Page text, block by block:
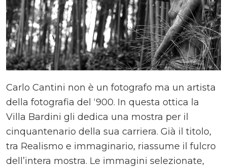
Carlo Cantini non è un fotografo ma un artista
della fotografia del ‘900. In questa ottica la
Villa Bardini gli dedica una mostra per il
cinquantenario della sua carriera. Già il titolo,
tra Realismo e immaginario, riassume il fulcro
dell’intera mostra. Le immagini selezionate,